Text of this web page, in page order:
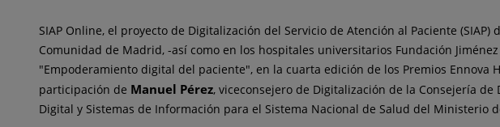
SIAP Online, el proyecto de Digitalización del Servicio de Atención al Paciente
Comunidad de Madrid, -así como en los hospitales universitarios Fundación
"Empoderamiento digital del paciente", en la cuarta edición de los Premios Ennova
participación de Manuel Pérez, viceconsejero de Digitalización de la Consejería
Digital y Sistemas de Información para el Sistema Nacional de Salud del Ministerio